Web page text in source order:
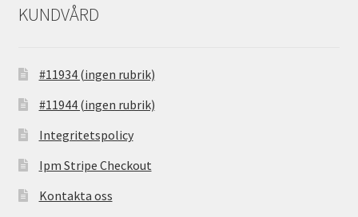
KUNDVÅRD
#11934 (ingen rubrik)
#11944 (ingen rubrik)
Integritetspolicy
Ipm Stripe Checkout
Kontakta oss